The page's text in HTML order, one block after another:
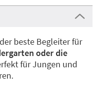
beste Begleiter für
oder die
für Jungen und